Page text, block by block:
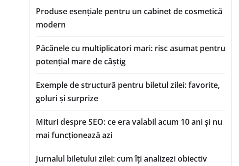
Produse esențiale pentru un cabinet de cosmetică
modern
Păcănele cu multiplicatori mari: risc asumat pentru
potențial mare de câștig
Exemple de structură pentru biletul zilei: favorite,
goluri și surprize
Mituri despre SEO: ce era valabil acum 10 ani și nu
mai funcționează azi
Jurnalul biletului zilei: cum îți analizezi obiectiv